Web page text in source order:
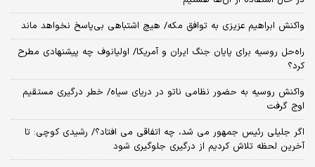
واکنش ابراهیم عزیزی به توافق مکه/ هیچ اشتباهی بی‌پاسخ نخواهد ماند
راه‌حل روسیه برای پایان جنگ ایران و آمریکا/ اولیانوف چه پیشنهادی مطرح
کرد؟
واکنش روسیه به حضور نظامی ناتو در دریای سیاه/ خطر درگیری مستقیم
اوج گرفت
اگر جلیلی رئیس جمهور می شد، چه اتفاقی می افتاد؟/ رشیدی کوچی: تا
آخرین لحظه تلاش کردیم از درگیری جلوگیری شود